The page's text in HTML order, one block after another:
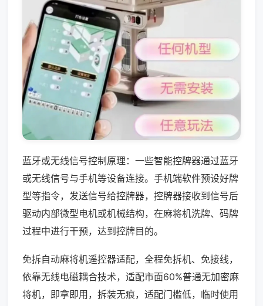
蓝牙或无线信号控制原理：一些智能控牌器通过蓝牙
或无线信号与手机等设备连接。手机端软件预设好牌
型等指令，发送信号给控牌器，控牌器接收到信号后
驱动内部微型电机或机械结构，在麻将机洗牌、码牌
过程中进行干预，达到控牌目的。
免拆自动麻将机遥控器适配，全程免拆机、免接线，
依靠无线电磁耦合技术，适配市面60%普通无加密麻
将机，即拿即用，拆装无痕，适配门槛低，临时使用